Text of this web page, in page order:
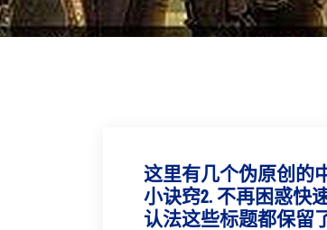
这里有几个伪原创的
小诀窍2. 不再困惑快
认法这些标题都保留